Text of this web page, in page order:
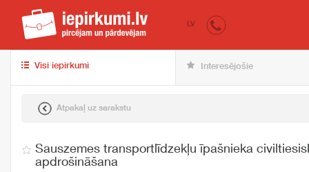
iepirkumi.lv
LV
Visi iepirkumi Interesējošie
Atpakaļ uz sarakstu
Sauszemes transportlīdzekļu īpašnieka
apdrošināšana